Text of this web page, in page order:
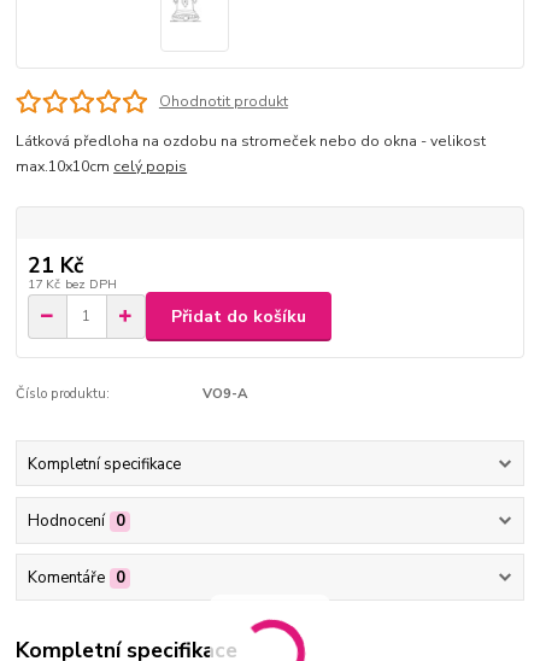
Ohodnotit produkt
Látková předloha na ozdobu na stromeček nebo do okna - velikost
max.10x10cm celý popis
21 Kč
17 Kč bez DPH
Přidat do košíku
Číslo produktu: VO9-A
Kompletní specifikace
Hodnocení 0
Komentáře 0
Kompletní specifikace